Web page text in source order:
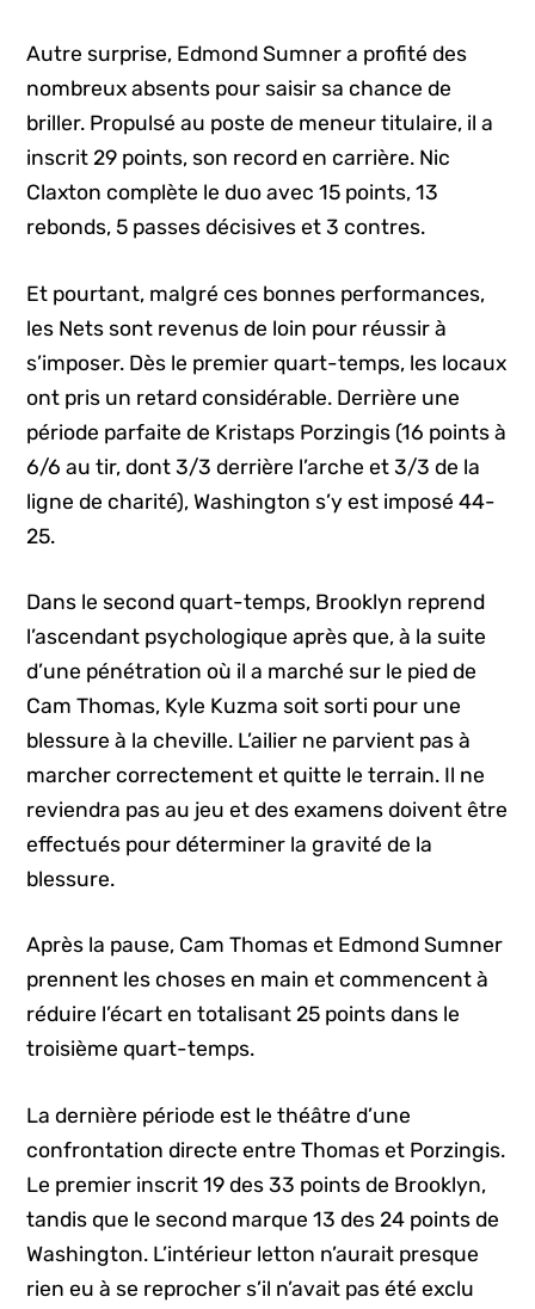
Autre surprise, Edmond Sumner a profité des
nombreux absents pour saisir sa chance de
briller. Propulsé au poste de meneur titulaire, il a
inscrit 29 points, son record en carrière. Nic
Claxton complète le duo avec 15 points, 13
rebonds, 5 passes décisives et 3 contres.
Et pourtant, malgré ces bonnes performances,
les Nets sont revenus de loin pour réussir à
s’imposer. Dès le premier quart-temps, les locaux
ont pris un retard considérable. Derrière une
période parfaite de Kristaps Porzingis (16 points à
6/6 au tir, dont 3/3 derrière l’arche et 3/3 de la
ligne de charité), Washington s’y est imposé 44-
25.
Dans le second quart-temps, Brooklyn reprend
l’ascendant psychologique après que, à la suite
d’une pénétration où il a marché sur le pied de
Cam Thomas, Kyle Kuzma soit sorti pour une
blessure à la cheville. L’ailier ne parvient pas à
marcher correctement et quitte le terrain. Il ne
reviendra pas au jeu et des examens doivent être
effectués pour déterminer la gravité de la
blessure.
Après la pause, Cam Thomas et Edmond Sumner
prennent les choses en main et commencent à
réduire l’écart en totalisant 25 points dans le
troisième quart-temps.
La dernière période est le théâtre d’une
confrontation directe entre Thomas et Porzingis.
Le premier inscrit 19 des 33 points de Brooklyn,
tandis que le second marque 13 des 24 points de
Washington. L’intérieur letton n’aurait presque
rien eu à se reprocher s’il n’avait pas été exclu